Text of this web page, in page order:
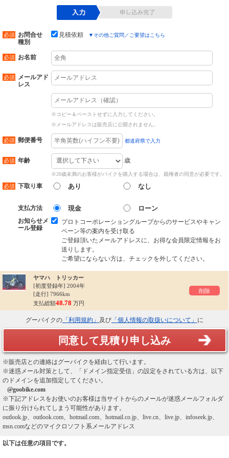
お問合せ
種別
見積依頼 ▼ その他ご質問／ご要望はこちら
お名前
メールアド
レス
※コピー＆ペーストせずに入力してください。
※メールアドレスは販売店に公開されません。
郵便番号 都道府県で入力
年齢 歳
※20歳未満のお客様がバイクを購入する場合は、親権者の同意が必要です。
下取り車 あり なし
支払方法 現金 ローン
お知らせメ
ール登録
プロトコーポレーショングループからのサービスやキャン
ペーン等の案内を受け取る
ご登録頂いたメールアドレスに、お得な会員限定情報をお
送りします。
ご希望にならない方は、チェックを外してください。
ヤマハ トリッカー
[初度登録年] 2004年
[走行] 7966km
支払総額48.78 万円
削除
グーバイクの「利用規約」 及び「個人情報の取扱いについて」 に
同意して見積り申し込み
※販売店との連絡はグーバイクを経由して行います。
※迷惑メール対策として、「ドメイン指定受信」の設定をされている方は、以下
のドメインを追加指定してください。
@goobike.com
※下記アドレスをお使いのお客様は当サイトからのメールが迷惑メールフォルダ
に振り分けられてしまう可能性があります。
outlook.jp、outlook.com、hotmail.com、hotmail.co.jp、live.cn、live.jp、infoseek.jp、
msn.comなどのマイクロソフト系メールアドレス
以下は任意の項目です。